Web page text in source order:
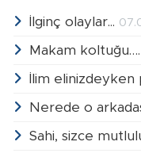
İlginç olaylar...
Makam koltuğu….
İlim elinizdeyken
Nerede o
Sahi, sizce